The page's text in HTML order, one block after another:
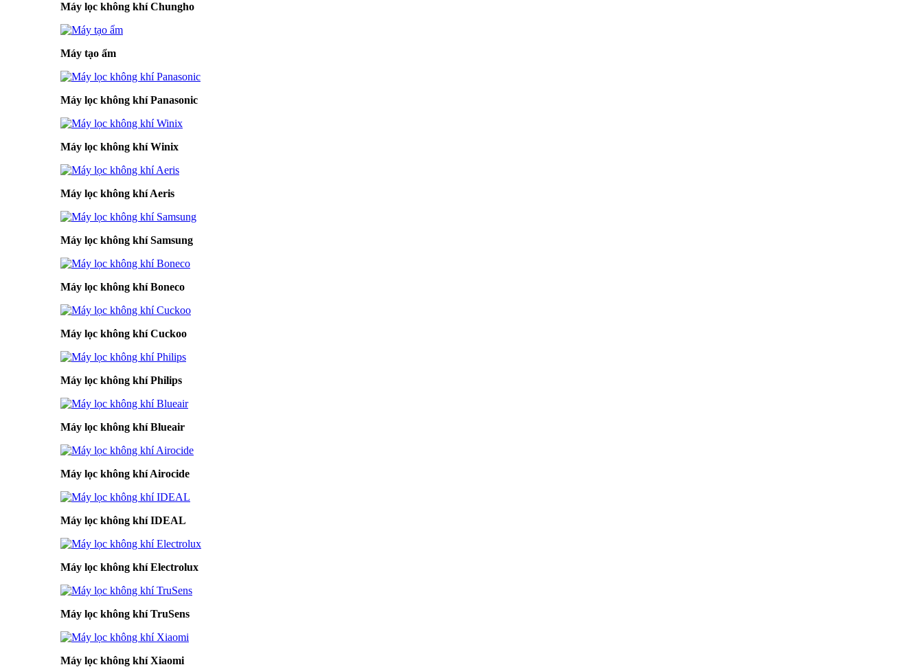
Máy lọc không khí Chungho
Máy tạo ẩm
Máy lọc không khí Panasonic
Máy lọc không khí Winix
Máy lọc không khí Aeris
Máy lọc không khí Samsung
Máy lọc không khí Boneco
Máy lọc không khí Cuckoo
Máy lọc không khí Philips
Máy lọc không khí Blueair
Máy lọc không khí Airocide
Máy lọc không khí IDEAL
Máy lọc không khí Electrolux
Máy lọc không khí TruSens
Máy lọc không khí Xiaomi